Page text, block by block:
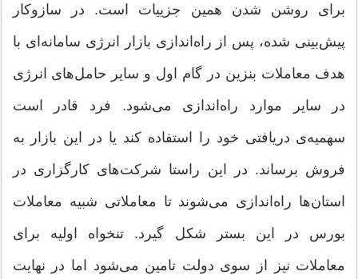
برای روشن شدن همین جزییات است. در سازوکار
پیش‌بینی شده، پس از راه‌اندازی بازار انرژی سامانه‌ای با
هدف معاملات بنزین در گام اول و سایر حامل‌های انرژی
در سایر موارد راه‌اندازی می‌شود. فرد قادر است
سهمیه‌ی دریافتی خود را استفاده کند یا در این بازار به
فروش برساند. در این راستا شرکت‌های کارگزاری در
استان‌ها راه‌اندازی می‌شوند تا معاملاتی شبیه معاملات
بورس در این بستر شکل گیرد. تنخواه اولیه برای
معاملات نیز از سوی دولت تامین می‌شود اما در نهایت